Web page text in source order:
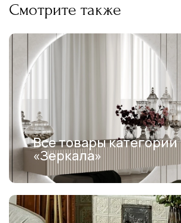
Смотрите также
Все товары категории
«Зеркала»